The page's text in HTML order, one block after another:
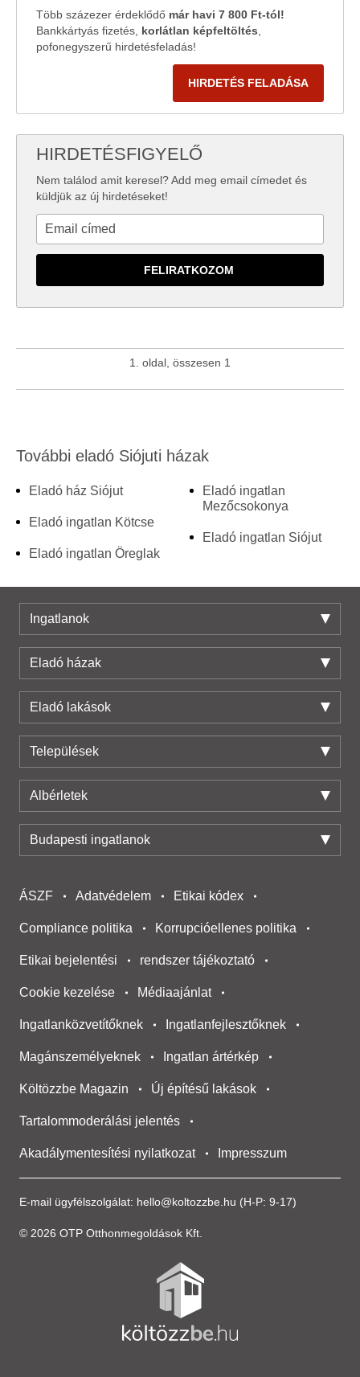
Több százezer érdeklődő már havi 7 800 Ft-tól!
Bankkártyás fizetés, korlátlan képfeltöltés
pofonegyszerű hirdetésfeladás!
HIRDETÉS FELADÁSA
HIRDETÉSFIGYELŐ
Nem találod amit keresel? Add meg email címedet és
küldjük az új hirdetéseket!
1. oldal, összesen 1
További eladó Siójuti házak
Eladó ház Siójut
Eladó ingatlan Kötcse
Eladó ingatlan Öreglak
Eladó ingatlan
Mezőcsokonya
Eladó ingatlan Siójut
Ingatlanok
Eladó házak
Eladó lakások
Települések
Albérletek
Budapesti ingatlanok
E-mail ügyfélszolgálat: hello@koltozzbe.hu (H-P: 9-17)
© 2026 OTP Otthonmegoldások Kft.
ÁSZF Adatvédelem Etikai kódex
Compliance politika Korrupcióellenes politika
Etikai bejelentési rendszer tájékoztató
Cookie kezelése Médiaajánlat
Ingatlanközvetítőknek Ingatlanfejlesztőknek
Magánszemélyeknek Ingatlan ártérkép
Költözzbe Magazin Új építésű lakások
Tartalommoderálási jelentés
Akadálymentesítési nyilatkozat Impresszum